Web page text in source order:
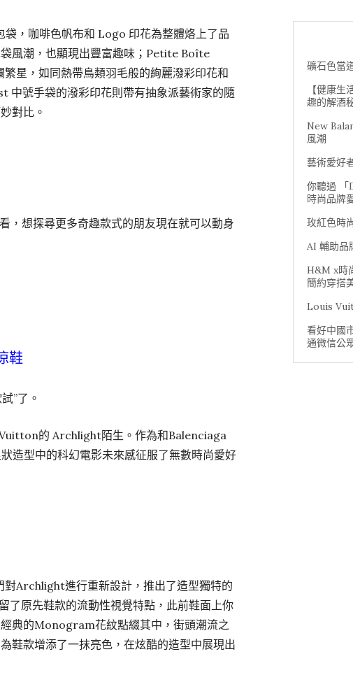
，咖啡色帆布和 Logo 印花為整體烙上了品
風潮，也顯現出豐富趣味；Petite Boîte
星，如同熱帶鳥類羽毛般的絢麗潑彩印花和
中號手袋的潑彩印花則帶有抽象派藝術家的隨
對比。
看，想探尋更多奇趣款式的朋友現在就可以動身
鞋
”了。
的 Archlight陌生。作為和Balenciaga
造型中的科幻電影未來感征服了無數時尚愛好
Archlight進行重新設計，推出了造型獨特的
原先鞋款的流動性視覺特點，此前鞋面上你
典的Monogram花紋點綴其中，街頭潮流之
鞋款增添了一抹亮色，在炫酷的造型中展現出
礦石色當
【健康
趣的解酒
New
風潮
藝術愛好
你聽過 「
時尚品牌
玫紅色時
AI 輔助
H&M x時
簡約穿搭
Louis
看好中國
通微信公